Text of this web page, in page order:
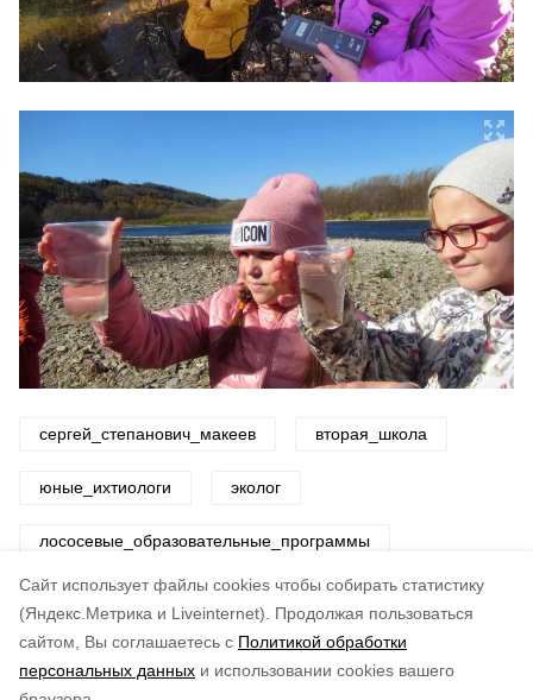
Cайт использует файлы cookies чтобы собирать статистику
(Яндекс.Метрика и Liveinternet).
Продолжая пользоваться
сайтом, Вы соглашаетесь с Политикой обработки
персональных данных и использовании cookies вашего
сергей_степанович_макеев вторая_школа
юные_ихтиологи эколог
лососевые_образовательные_программы
Авторы: ADMIN admin
по оценке